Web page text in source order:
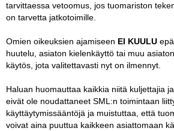
tarvittaessa vetoomus, jos tuomariston
on tarvetta jatkotoimille.
Omien oikeuksien ajamiseen EI KUULU
huutelu, asiaton kielenkäyttö tai muu
käytös, jota valitettavasti nyt on ilmennyt.
Haluan huomauttaa kaikkia niitä kuljettajia
eivät ole noudattaneet SML:n toimintaan
käyttäytymissääntöjä ja muistuttaa, että
voivat aina puuttua kaikkeen asiattomaan